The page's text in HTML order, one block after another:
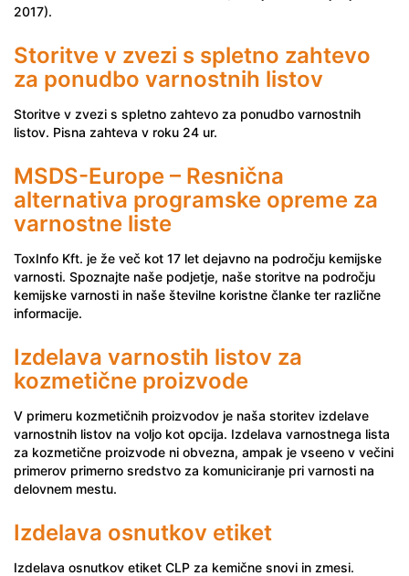
2017).
Storitve v zvezi s spletno zahtevo
za ponudbo varnostnih listov
Storitve v zvezi s spletno zahtevo za ponudbo varnostnih
listov. Pisna zahteva v roku 24 ur.
MSDS-Europe – Resnična
alternativa programske opreme za
varnostne liste
ToxInfo Kft. je že več kot 17 let dejavno na področju kemijske
varnosti. Spoznajte naše podjetje, naše storitve na področju
kemijske varnosti in naše številne koristne članke ter različne
informacije.
Izdelava varnostih listov za
kozmetične proizvode
V primeru kozmetičnih proizvodov je naša storitev izdelave
varnostnih listov na voljo kot opcija. Izdelava varnostnega lista
za kozmetične proizvode ni obvezna, ampak je vseeno v večini
primerov primerno sredstvo za komuniciranje pri varnosti na
delovnem mestu.
Izdelava osnutkov etiket
Izdelava osnutkov etiket CLP za kemične snovi in zmesi.